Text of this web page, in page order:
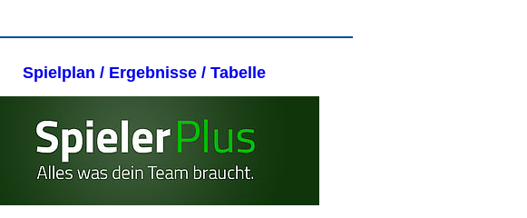
Spielplan / Ergebnisse / Tabelle